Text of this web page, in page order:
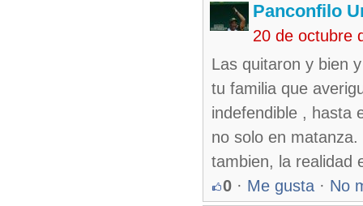
Panconfilo
20 de octubre
Las quitaron y bien
tu familia que
indefendible , hasta
no solo en
tambien, la realidad
0 · Me gusta · No